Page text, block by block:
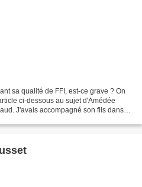
sa qualité de FFI, est-ce grave ? On
ci-dessous au sujet d'Amédée
J'avais accompagné son fils dans